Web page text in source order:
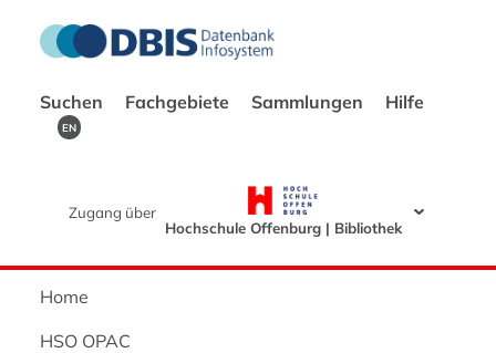
Suchen Fachgebiete Sammlungen Hilfe
EN
Zugang über
Hochschule Offenburg | Bibliothek
Home
HSO OPAC